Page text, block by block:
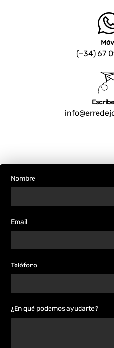
(+34) 67
Nombre
Email
Teléfono
¿En qué podemos ayudarte?